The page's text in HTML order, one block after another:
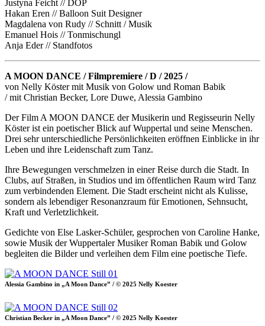
Justyna Feicht // DOP
Hakan Eren // Balloon Suit Designer
Magdalena von Rudy // Schnitt / Musik
Emanuel Hois // Tonmischungl
Anja Eder // Standfotos
A MOON DANCE / Filmpremiere / D / 2025 /
von Nelly Köster mit Musik von Golow und Roman Babik
/ mit Christian Becker, Lore Duwe, Alessia Gambino
Der Film A MOON DANCE der Musikerin und Regisseurin Nelly
Köster ist ein poetischer Blick auf Wuppertal und seine Menschen.
Drei sehr unterschiedliche Persönlichkeiten eröffnen Einblicke in ihr
Leben und ihre Leidenschaft zum Tanz.
Ihre Bewegungen verschmelzen in einer Reise durch die Stadt. In
Clubs, auf Straßen, in Studios und im öffentlichen Raum wird Tanz
zum verbindenden Element. Die Stadt erscheint nicht als Kulisse,
sondern als lebendiger Resonanzraum für Emotionen, Sehnsucht,
Kraft und Verletzlichkeit.
Gedichte von Else Lasker-Schüler, gesprochen von Caroline Hanke,
sowie Musik der Wuppertaler Musiker Roman Babik und Golow
begleiten die Bilder und verleihen dem Film eine poetische Tiefe.
Alessia Gambino in „A Moon Dance” / © 2025 Nelly Koester
Christian Becker in „A Moon Dance” / © 2025 Nelly Koester